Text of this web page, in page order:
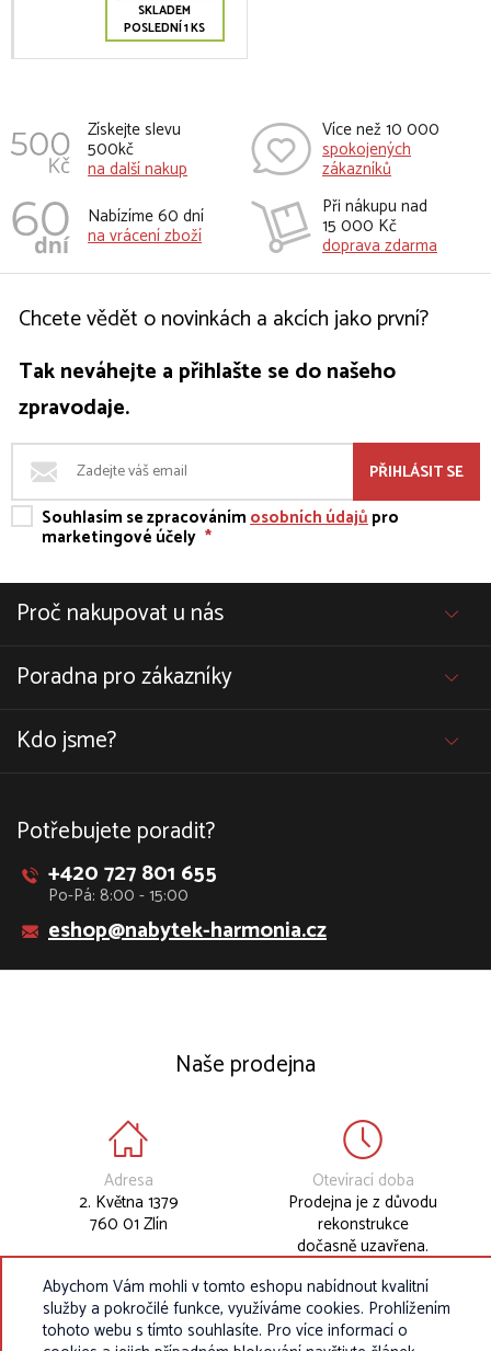
SKLADEM
POSLEDNÍ 1 KS
Získejte slevu
500kč
na další nakup
Více než 10 000
spokojených
zákazníků
Nabízíme 60 dní
na vrácení zboží
Při nákupu nad
15 000 Kč
doprava zdarma
Chcete vědět o novinkách a akcích jako první?
Tak neváhejte a přihlašte se do našeho
zpravodaje.
PŘIHLÁSIT SE
Souhlasím se zpracovánímosobních údajůpro
marketingové účely *
Proč nakupovat u nás
Poradna pro zákazníky
Kdo jsme?
Potřebujete poradit?
+420 727 801 655
Po-Pá: 8:00 - 15:00
eshop@nabytek-harmonia.cz
Naše prodejna
Adresa
2. Května 1379
760 01 Zlín
Otevírací doba
Prodejna je z důvodu
rekonstrukce
dočasně uzavřena.
Abychom Vám mohli v tomto eshopu nabídnout kvalitní
služby a pokročilé funkce, využíváme cookies. Prohlížením
tohoto webu s tímto souhlasíte. Pro více informací o